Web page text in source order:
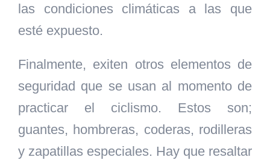
las condiciones climáticas a las que
esté expuesto.
Finalmente, exiten otros elementos de
seguridad que se usan al momento de
practicar el ciclismo. Estos son;
guantes, hombreras, coderas, rodilleras
y zapatillas especiales. Hay que resaltar